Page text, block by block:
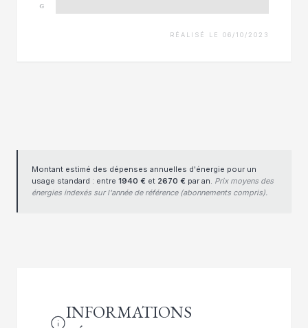
G
RÉALISÉ LE 06/10/2023
Montant estimé des dépenses annuelles d'énergie pour un
usage standard : entre 1940 € et 2670 € par an. Prix moyens des
énergies indexés sur l'année de référence (abonnements compris).
INFORMATIONS